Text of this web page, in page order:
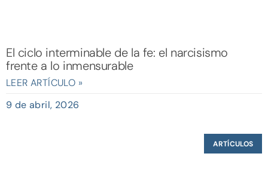
El ciclo interminable de la fe: el narcisismo
frente a lo inmensurable
LEER ARTÍCULO »
9 de abril, 2026
ARTÍCULOS